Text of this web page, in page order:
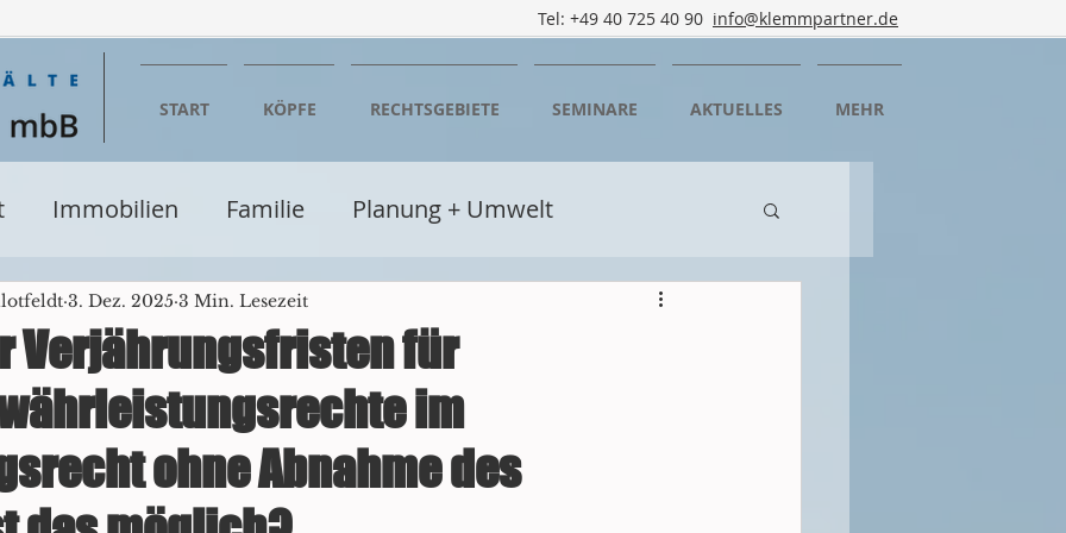
Tel: +49 40 725 40 90 info@klemmpartner.de
START KÖPFE RECHTSGEBIETE SEMINARE AKTUELLES MEHR
Immobilien Familie Planung + Umwelt
Wirtschaft Mediation
Verwaltungsrecht Seminare + Fortbildung
Glücksspielrecht Einzelhandel Bergedorf
Verjährungsfristen für
im
ohne Abnahme des
3. Dez. 2025 3 Min. Lesezeit